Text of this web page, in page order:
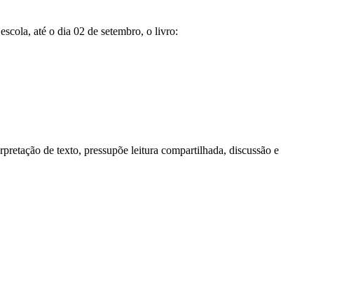
até o dia 02 de setembro, o livro:
de texto, pressupõe leitura compartilhada, discussão e